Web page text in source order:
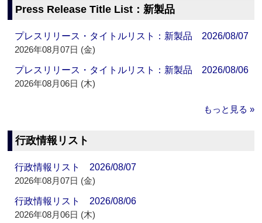
Press Release Title List：新製品
プレスリリース・タイトルリスト：新製品 2026/08/07
2026年08月07日 (金)
プレスリリース・タイトルリスト：新製品 2026/08/06
2026年08月06日 (木)
もっと見る »
行政情報リスト
行政情報リスト 2026/08/07
2026年08月07日 (金)
行政情報リスト 2026/08/06
2026年08月06日 (木)